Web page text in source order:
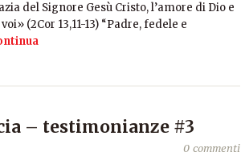
del Signore Gesù Cristo, l’amore di Dio e
(2Cor 13,11-13) “Padre, fedele e
– testimonianze #3
0 commenti